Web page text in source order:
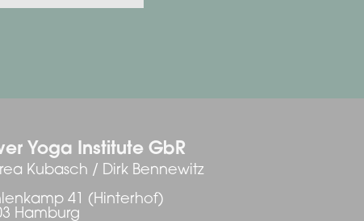
Yoga Institute GbR
Kubasch / Dirk Bennewitz
41 (Hinterhof)
Hamburg